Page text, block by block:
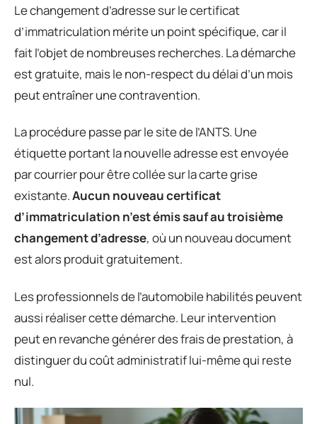
Le changement d’adresse sur le certificat
d’immatriculation mérite un point spécifique, car il
fait l’objet de nombreuses recherches. La démarche
est gratuite, mais le non-respect du délai d’un mois
peut entraîner une contravention.
La procédure passe par le site de l’ANTS. Une
étiquette portant la nouvelle adresse est envoyée
par courrier pour être collée sur la carte grise
existante.Aucun nouveau certificat
d’immatriculation n’est émis sauf au troisième
changement d’adresse, où un nouveau document
est alors produit gratuitement.
Les professionnels de l’automobile habilités peuvent
aussi réaliser cette démarche. Leur intervention
peut en revanche générer des frais de prestation, à
distinguer du coût administratif lui-même qui reste
nul.